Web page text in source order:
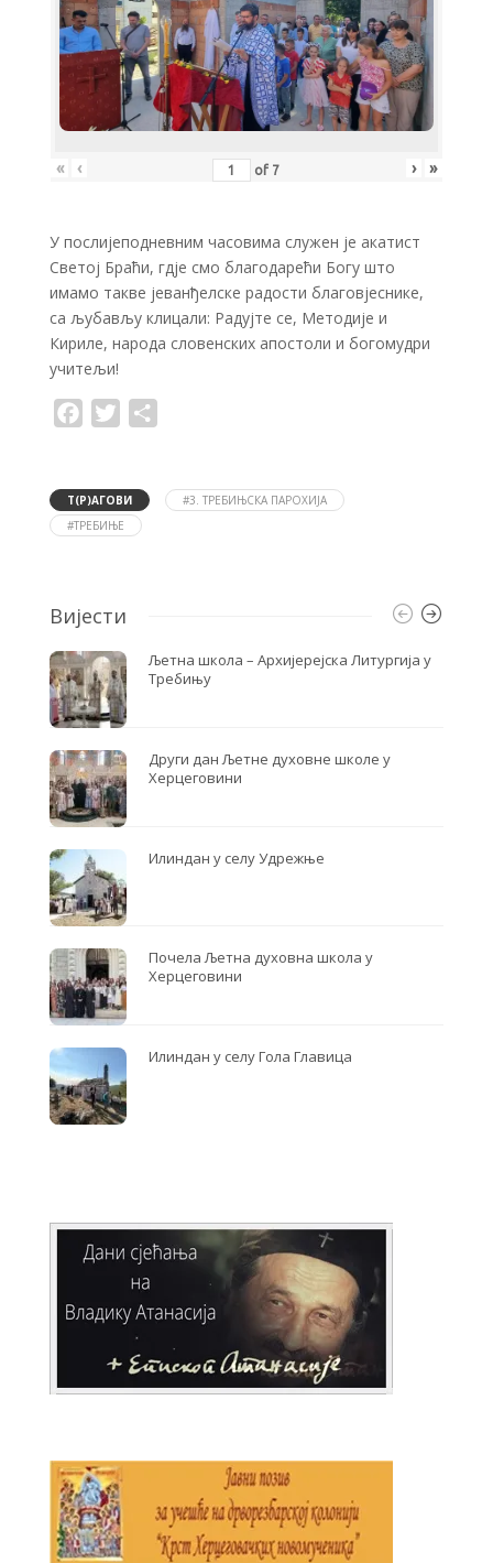
« ‹ of 7 › »
У послијеподневним часовима служен је акатист
Светој Браћи, гдје смо благодарећи Богу што
имамо такве јеванђелске радости благовјеснике,
са љубављу клицали: Радујте се, Методије и
Кириле, народа словенских апостоли и богомудри
учитељи!
a
o
o
k
T
w
e
r
Т(Р)АГОВИ
#3. ТРЕБИЊСКА ПАРОХИЈА
#ТРЕБИЊЕ
Вијести
Љетна школа – Архијерејска Литургија у
Требињу
Други дан Љетне духовне школе у
Херцеговини
Илиндан у селу Удрежње
Почела Љетна духовна школа у
Херцеговини
Илиндан у селу Гола Главица